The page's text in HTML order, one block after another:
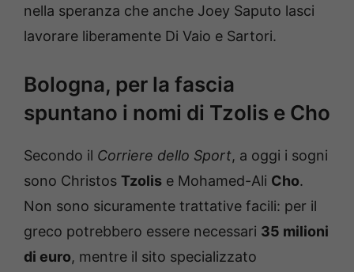
nella speranza che anche Joey Saputo lasci
lavorare liberamente Di Vaio e Sartori.
Bologna, per la fascia
spuntano i nomi di Tzolis e Cho
Secondo il Corriere dello Sport, a oggi i sogni
sono Christos Tzolis e Mohamed-Ali Cho.
Non sono sicuramente trattative facili: per il
greco potrebbero essere necessari 35 milioni
di euro, mentre il sito specializzato